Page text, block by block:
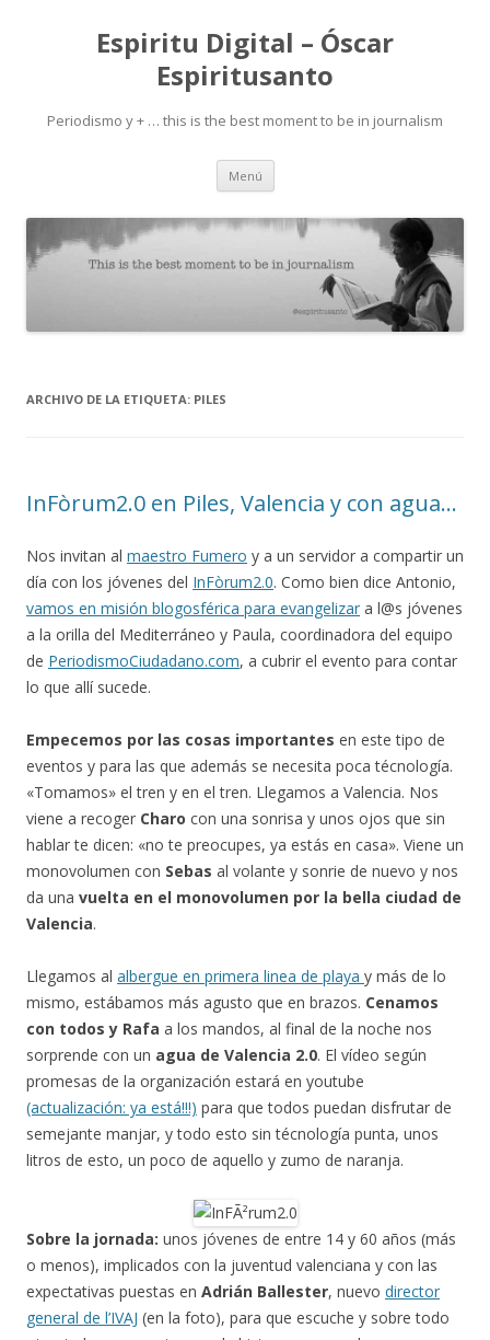
Espiritu Digital – Óscar
Espiritusanto
Periodismo y + … this is the best moment to be in journalism
Menú Ir
contenido
ARCHIVO DE LA ETIQUETA: PILES
InFòrum2.0 en Piles, Valencia y con agua…
Nos invitan al maestro Fumero y a un servidor a compartir un
día con los jóvenes del InFòrum2.0. Como bien dice Antonio,
vamos en misión blogosférica para evangelizar a l@s jóvenes
a la orilla del Mediterráneo y Paula, coordinadora del equipo
de PeriodismoCiudadano.com, a cubrir el evento para contar
lo que allí sucede.
Empecemos por las cosas importantes en este tipo de
eventos y para las que además se necesita poca técnología.
«Tomamos» el tren y en el tren. Llegamos a Valencia. Nos
viene a recoger Charo con una sonrisa y unos ojos que sin
hablar te dicen: «no te preocupes, ya estás en casa». Viene un
monovolumen con Sebas al volante y sonrie de nuevo y nos
da una vuelta en el monovolumen por la bella ciudad de
Valencia.
Llegamos al albergue en primera linea de playa y más de lo
mismo, estábamos más agusto que en brazos. Cenamos
con todos y Rafa a los mandos, al final de la noche nos
sorprende con un agua de Valencia 2.0. El vídeo según
promesas de la organización estará en youtube
(actualización: ya está!!!) para que todos puedan disfrutar de
semejante manjar, y todo esto sin técnología punta, unos
litros de esto, un poco de aquello y zumo de naranja.
Sobre la jornada: unos jóvenes de entre 14 y 60 años (más
o menos), implicados con la juventud valenciana y con las
expectativas puestas en Adrián Ballester, nuevo director
general de l’IVAJ (en la foto), para que escuche y sobre todo